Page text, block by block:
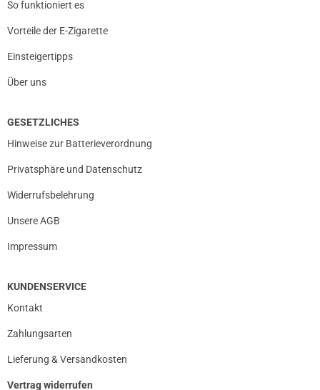
verifizierter Onlinekauf.
Wie immer gute Qualität von Uwell!
Verzeihen echt viel und sind super im Geschmack.
10.01.2021 — via
29.12.2020 — via
Lars R.
verifizierter Onlinekauf.
So funktioniert es
Vorteile der E-Zigarette
Einsteigertipps
Über uns
GESETZLICHES
Hinweise zur Batterieverordnung
Privatsphäre und Datenschutz
Widerrufsbelehrung
Unsere AGB
Impressum
KUNDENSERVICE
Kontakt
Zahlungsarten
Lieferung & Versandkosten
Vertrag widerrufen